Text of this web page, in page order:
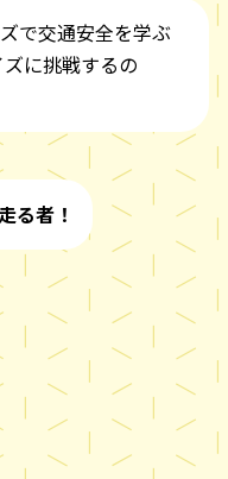
で交通安全を学ぶ
に挑戦するの
る者！